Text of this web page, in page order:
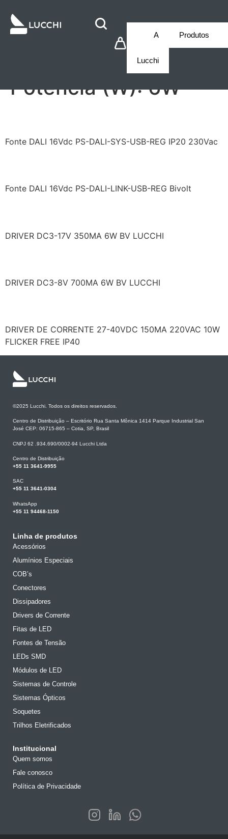
A
Lucchi
Produtos
Potência (W):6W
Fonte DALI 16Vdc PS-DALI-SYS-USB-REG IP20 230Vac
Fonte DALI 16Vdc PS-DALI-LINK-USB-REG Bivolt
DRIVER DC3-17V 350MA 6W BV LUCCHI
DRIVER DC3-8V 700MA 6W BV LUCCHI
DRIVER DE CORRENTE 27-40VDC 150MA 220VAC 10W
FLICKER FREE IP40
©2025 Lucchi. Todos os direitos reservados.
Centro de Distribuição – Escritório Rua Santa Mônica 1414 Parque Industrial San
José CEP: 06715-865 – Cotia, SP, Brasil
CNPJ 62 .934.690/0002-94 Lucchi Ltda
Centro de Distribuição
+55 11 3641-9955
SAC
+55 11 3641-0304
WhatsApp
+55 11 94468-1150
Linha de produtos
Acessórios
Alumínios Especiais
COB’s
Conectores
Dissipadores
Drivers de Corrente
Fitas de LED
Fontes de Tensão
LEDs SMD
Módulos de LED
Sistemas de Controle
Sistemas Ópticos
Soquetes
Trilhos Eletrificados
Institucional
Quem somos
Fale conosco
Política de Privacidade